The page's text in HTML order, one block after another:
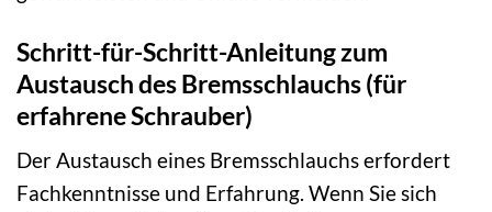
Schritt-für-Schritt-Anleitung zum
Austausch des Bremsschlauchs (für
erfahrene Schrauber)
Der Austausch eines Bremsschlauchs erfordert
Fachkenntnisse und Erfahrung. Wenn Sie sich